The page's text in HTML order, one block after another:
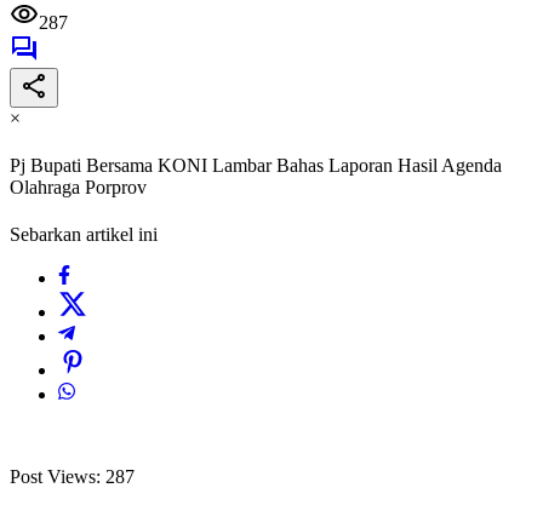
287
×
Pj Bupati Bersama KONI Lambar Bahas Laporan Hasil Agenda
Olahraga Porprov
Sebarkan artikel ini
Post Views: 287